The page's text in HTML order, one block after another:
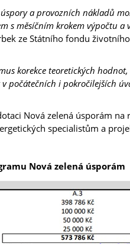
a provozních nákladů
s měsíčním krokem výpočtu
ze Státního fondu
korekce teoretických
počátečních i pokročilejších
Nová zelená úsporám
specialistům a
Nová zelená úsporám